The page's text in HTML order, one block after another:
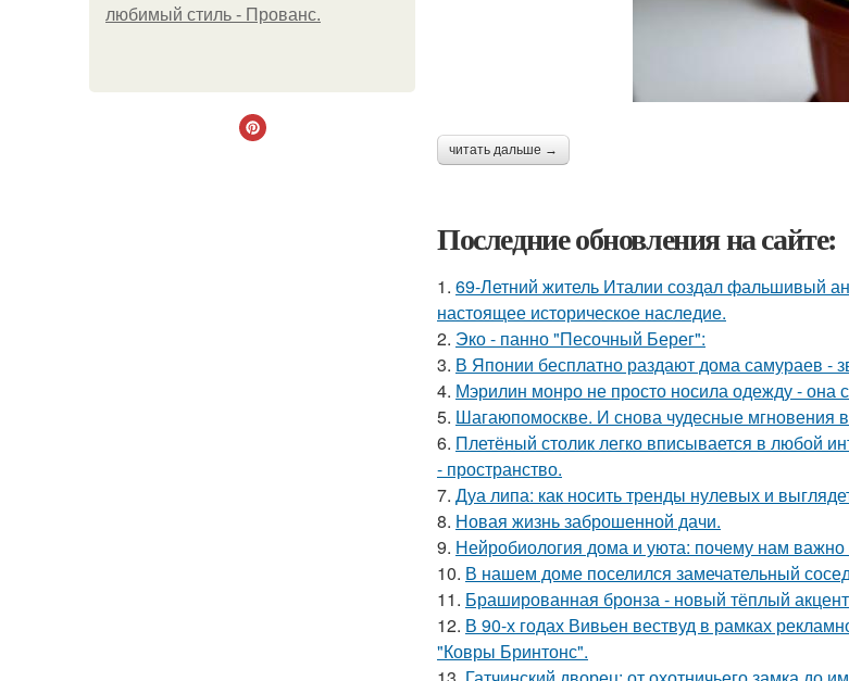
любимый стиль - Прованс.
читать дальше →
Последние обновления на сайте:
1. 69-Летний житель Италии создал фальшивый
настоящее историческое наследие.
2. Эко - панно "Песочный Берег":
3. В Японии бесплатно раздают дома самураев -
4. Мэрилин монро не просто носила одежду - она
5. Шагаюпомоскве. И снова чудесные мгновения
6. Плетёный столик легко вписывается в любой
- пространство.
7. Дуа липа: как носить тренды нулевых и
8. Новая жизнь заброшенной дачи.
9. Нейробиология дома и уюта: почему нам важно
10. В нашем доме поселился замечательный
11. Брашированная бронза - новый тёплый
12. В 90-х годах Вивьен вествуд в рамках
"Ковры Бринтонс".